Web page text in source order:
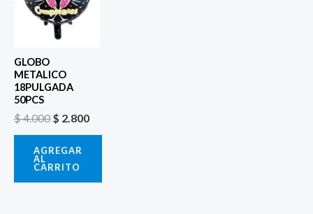
GLOBO
METALICO
18PULGADA
50PCS
$4.000 $ 2.800
AGREGAR
AL
CARRITO